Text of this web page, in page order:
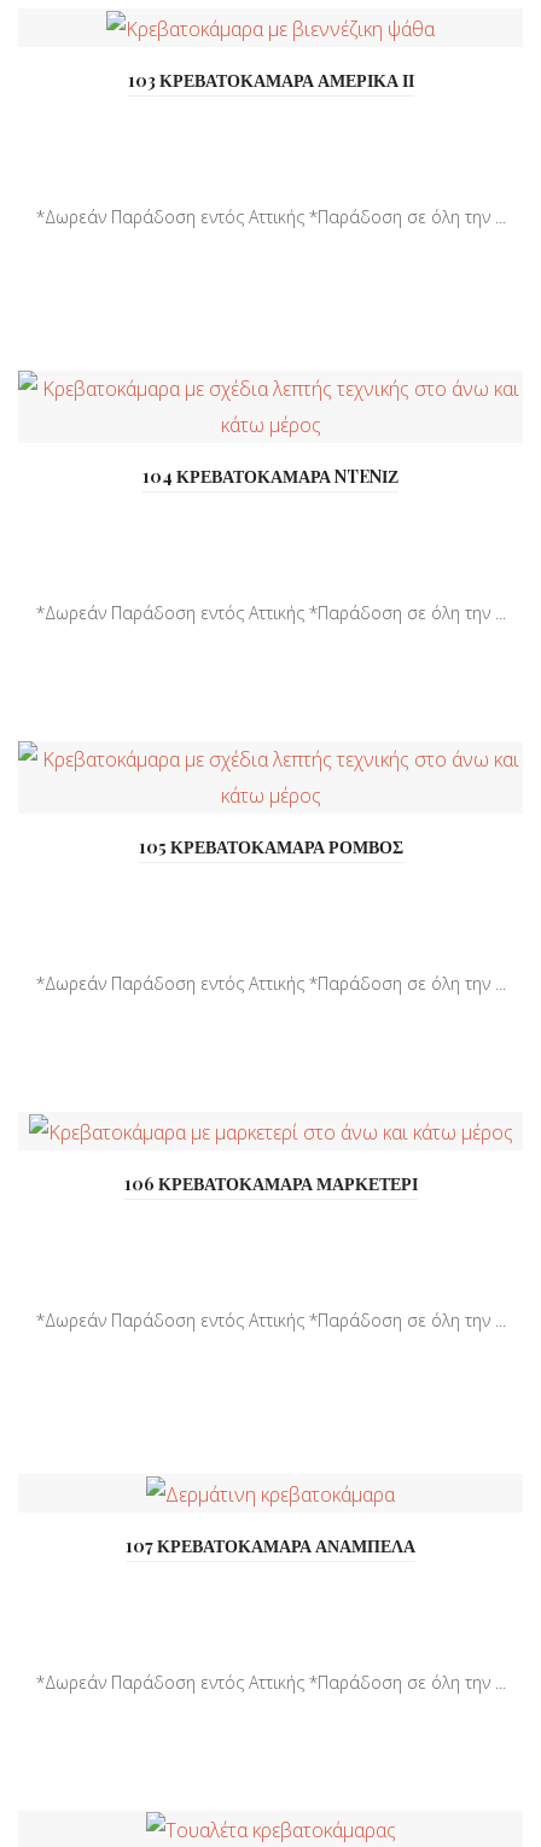
103 ΚΡΕΒΑΤΟΚΑΜΑΡΑ ΑΜΕΡΙΚΑ ΙΙ
*Δωρεάν Παράδοση εντός Αττικής *Παράδοση σε όλη την ...
104 ΚΡΕΒΑΤΟΚΑΜΑΡΑ NTENΙΖ
*Δωρεάν Παράδοση εντός Αττικής *Παράδοση σε όλη την ...
105 ΚΡΕΒΑΤΟΚΑΜΑΡΑ ΡΟΜΒΟΣ
*Δωρεάν Παράδοση εντός Αττικής *Παράδοση σε όλη την ...
106 ΚΡΕΒΑΤΟΚΑΜΑΡΑ ΜΑΡΚΕΤΕΡΙ
*Δωρεάν Παράδοση εντός Αττικής *Παράδοση σε όλη την ...
107 ΚΡΕΒΑΤΟΚΑΜΑΡΑ ΑΝΑΜΠΕΛΑ
*Δωρεάν Παράδοση εντός Αττικής *Παράδοση σε όλη την ...